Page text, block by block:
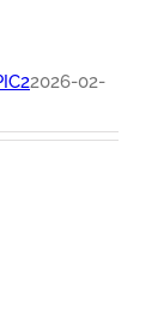
2026-02-